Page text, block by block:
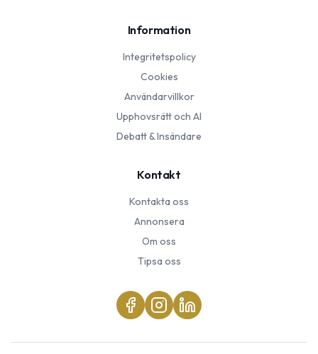
Information
Integritetspolicy
Cookies
Användarvillkor
Upphovsrätt och AI
Debatt & Insändare
Kontakt
Kontakta oss
Annonsera
Om oss
Tipsa oss